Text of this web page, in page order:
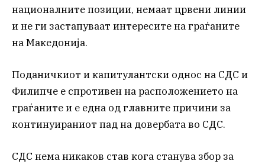
националните позиции, немаат црвени линии
и не ги застапуваат интересите на граѓаните
на Македонија.
Поданичкиот и капитулантски однос на СДС и
Филипче е спротивен на расположението на
граѓаните и е една од главните причини за
континуираниот пад на довербата во СДС.
СДС нема никаков став кога станува збор за